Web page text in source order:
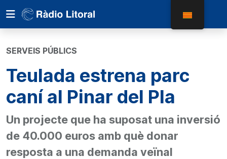
SERVEIS PÚBLICS
Teulada estrena parc
caní al Pinar del Pla
Un projecte que ha suposat una inversió
de 40.000 euros amb què donar
resposta a una demanda veïnal